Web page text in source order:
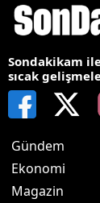
Sondakikam
sıcak
Gündem
Ekonomi
Magazin